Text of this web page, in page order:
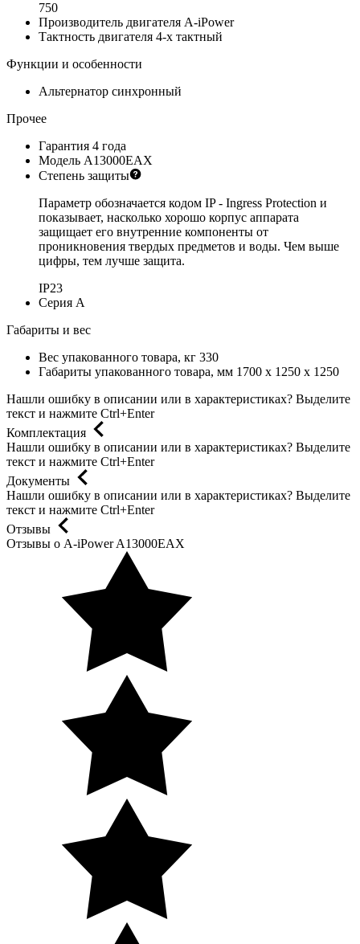
750
Производитель двигателя A-iPower
Тактность двигателя 4-х тактный
Функции и особенности
Альтернатор синхронный
Прочее
Гарантия 4 года
Модель A13000EAX
Степень защиты
Параметр обозначается кодом IP - Ingress Protection и
показывает, насколько хорошо корпус аппарата
защищает его внутренние компоненты от
проникновения твердых предметов и воды. Чем выше
цифры, тем лучше защита.
IP23
Серия A
Габариты и вес
Вес упакованного товара, кг 330
Габариты упакованного товара, мм 1700 x 1250 x 1250
Нашли ошибку в описании или в характеристиках? Выделите
текст и нажмите Ctrl+Enter
Комплектация
Нашли ошибку в описании или в характеристиках? Выделите
текст и нажмите Ctrl+Enter
Документы
Нашли ошибку в описании или в характеристиках? Выделите
текст и нажмите Ctrl+Enter
Отзывы
Отзывы о A-iPower A13000EAX